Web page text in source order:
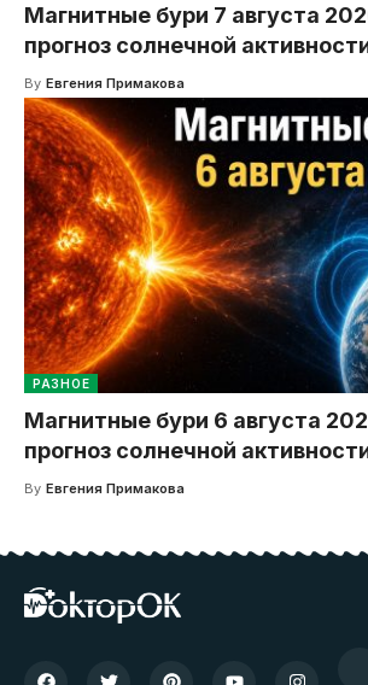
Магнитные бури 7 августа
прогноз солнечной
By Евгения Примакова
РАЗНОЕ
Магнитные бури 6 августа
прогноз солнечной
By Евгения Примакова